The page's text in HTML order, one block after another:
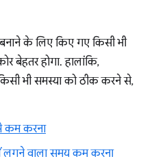
के लिए किए गए किसी भी
बेहतर होगा. हालांकि,
भी समस्या को ठीक करने से,
कम करना
लगने वाला समय कम करना